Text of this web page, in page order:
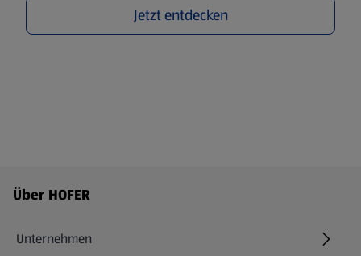
Jetzt entdecken
Fußzeilenmenü - weitere Links
Über HOFER
Unternehmen